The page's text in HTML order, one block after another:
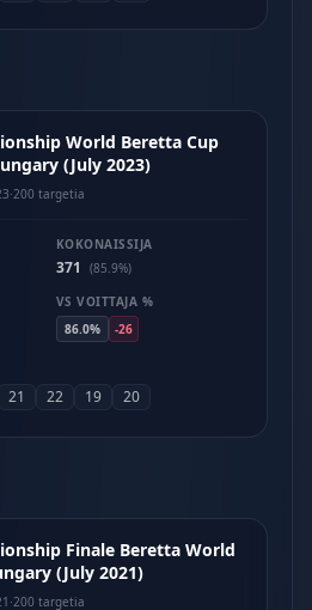
World Beretta Cup
(July 2023)
·200 targetia
KOKONAISSIJA
371
(85.9%)
VS VOITTAJA %
86.0%
-26
21 22 19 20
Finale Beretta World
(July 2021)
·200 targetia